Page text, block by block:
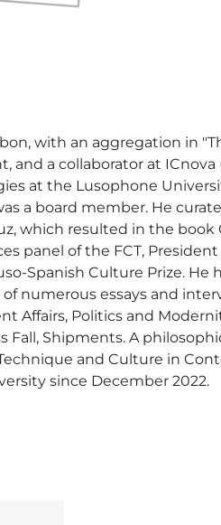
with an aggregation in
and a collaborator at ICnova
at the Lusophone
a board member. He
which resulted in the
panel of the FCT,
Spanish Culture Prize. He
numerous essays and
Politics and
Fall, Shipments. A
and Culture in
since December 2022.